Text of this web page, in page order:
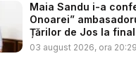
Maia Sandu i-a
Onoarei”
Țărilor de Jos la
03 august 2026, ora 20:29